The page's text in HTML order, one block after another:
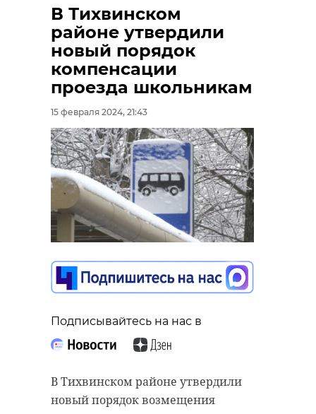
В Тихвинском
районе утвердили
новый порядок
компенсации
проезда школьникам
15 февраля 2024, 21:43
Подписывайтесь на нас в
В Тихвинском районе утвердили
новый порядок возмещения